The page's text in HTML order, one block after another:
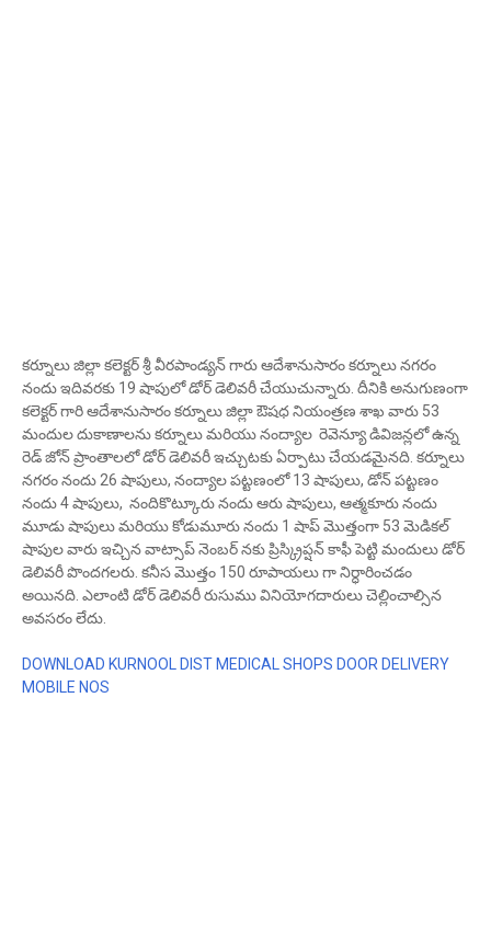
కర్నూలు జిల్లా కలెక్టర్ శ్రీ వీరపాండ్యన్ గారు ఆదేశానుసారం కర్నూలు నగరం
నందు ఇదివరకు 19 షాపులో డోర్ డెలివరీ చేయుచున్నారు. దీనికి అనుగుణంగా
కలెక్టర్ గారి ఆదేశానుసారం కర్నూలు జిల్లా ఔషధ నియంత్రణ శాఖ వారు 53
మందుల దుకాణాలను కర్నూలు మరియు నంద్యాల రెవెన్యూ డివిజన్లలో ఉన్న
రెడ్ జోన్ ప్రాంతాలలో డోర్ డెలివరీ ఇచ్చుటకు ఏర్పాటు చేయడమైనది. కర్నూలు
నగరం నందు 26 షాపులు, నంద్యాల పట్టణంలో 13 షాపులు, డోన్ పట్టణం
నందు 4 షాపులు, నందికొట్కూరు నందు ఆరు షాపులు, ఆత్మకూరు నందు
మూడు షాపులు మరియు కోడుమూరు నందు 1 షాప్ మొత్తంగా 53 మెడికల్
షాపుల వారు ఇచ్చిన వాట్సాప్ నెంబర్ నకు ప్రిస్క్రిప్షన్ కాఫీ పెట్టి మందులు డోర్
డెలివరీ పొందగలరు. కనీస మొత్తం 150 రూపాయలు గా నిర్ధారించడం
అయినది. ఎలాంటి డోర్ డెలివరీ రుసుము వినియోగదారులు చెల్లించాల్సిన
అవసరం లేదు.
DOWNLOAD KURNOOL DIST MEDICAL SHOPS DOOR DELIVERY
MOBILE NOS